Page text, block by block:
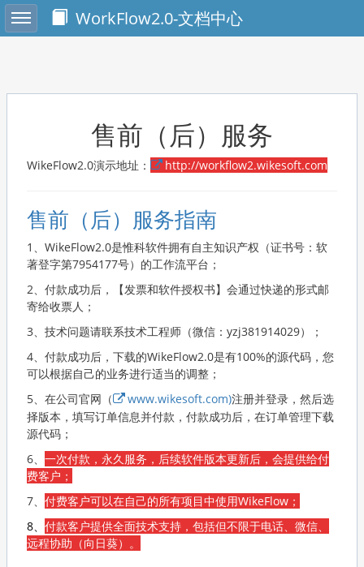
Toggle sidebar WorkFlow2.0-文档中心
售前（后）服务
WikeFlow2.0演示地址： http://workflow2.wikesoft.com
售前（后）服务指南
1、WikeFlow2.0是惟科软件拥有自主知识产权（证书号：软
著登字第7954177号）的工作流平台；
2、付款成功后，【发票和软件授权书】会通过快递的形式邮
寄给收票人；
3、技术问题请联系技术工程师（微信：yzj381914029）；
4、付款成功后，下载的WikeFlow2.0是有100%的源代码，您
可以根据自己的业务进行适当的调整；
5、在公司官网（
www.wikesoft.com)注册并登录，然后选
择版本，填写订单信息并付款，付款成功后，在订单管理下载
源代码；
6、 一次付款，永久服务，后续软件版本更新后，会提供给付
费客户；
7、 付费客户可以在自己的所有项目中使用WikeFlow；
8、 付款客户提供全面技术支持，包括但不限于电话、微信、
远程协助（向日葵）。